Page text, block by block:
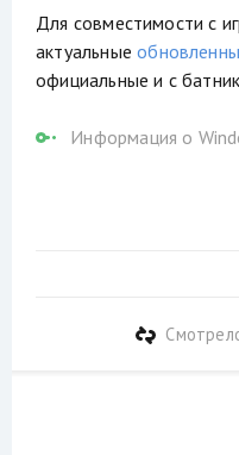
Для совместимости с
актуальные
официальные и с
Информация о